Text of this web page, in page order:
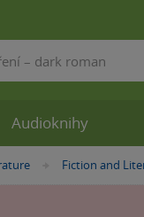
»Fiction and
Audioknihy